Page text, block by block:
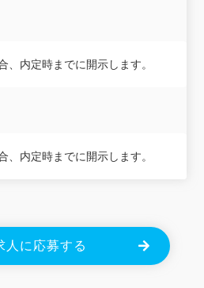
、内定時までに開示します。
、内定時までに開示します。
人に応募する